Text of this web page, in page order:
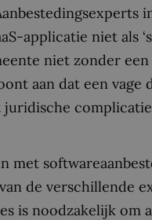
applicatie niet als
niet zonder een
aan dat een vage
juridische
de verschillende
is noodzakelijk om